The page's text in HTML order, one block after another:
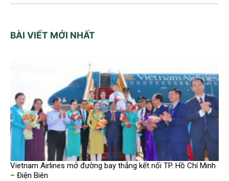
BÀI VIẾT MỚI NHẤT
Vietnam Airlines mở đường bay thẳng kết nối TP. Hồ Chí Minh
– Điện Biên